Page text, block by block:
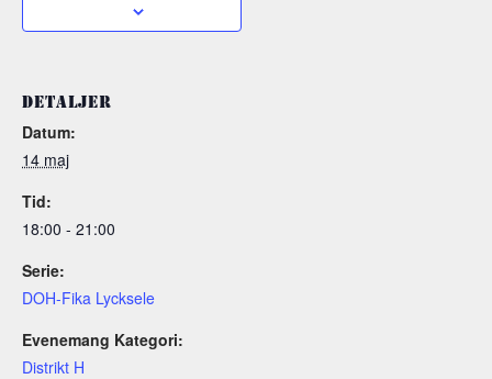
DETALJER
Datum:
14 maj
Tid:
18:00 - 21:00
Serie:
DOH-Fika Lycksele
Evenemang Kategori:
Distrikt H